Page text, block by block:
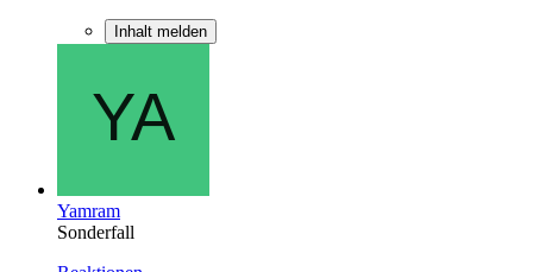
Inhalt melden
Yamram
Sonderfall